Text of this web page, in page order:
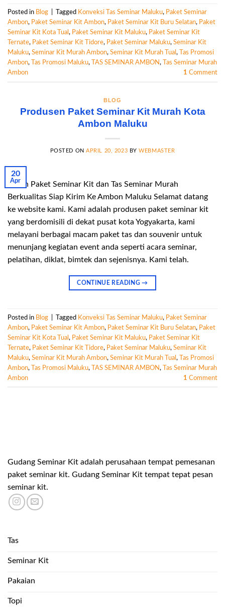
Posted in Blog Tagged Konveksi Tas Seminar Maluku, Paket Seminar
Ambon, Paket Seminar Kit Ambon, Paket Seminar Kit Buru Selatan, Paket
Seminar Kit Kota Tual , Paket Seminar Kit Maluku, Paket Seminar Kit
Ternate, Paket Seminar Kit Tidore, Paket Seminar Maluku, Seminar Kit
Maluku, Seminar Kit Murah Ambon, Seminar Kit Murah Tual ,
Tas Promosi
Ambon, Tas Promosi Maluku, TAS SEMINAR AMBON,
Tas Seminar Murah
Ambon
1 Comment
BLOG
Produsen Paket Seminar Kit Murah Kota
Ambon Maluku
POSTED ONAPRIL 20, 2023 BYWEBMASTER
20
Apr
Pesan Paket Seminar Kit dan Tas Seminar Murah
Berkualitas Siap Kirim Ke Ambon Maluku Selamat datang
ke website kami. Kami adalah produsen paket seminar kit
yang berdomisili di dekat pusat kota Yogyakarta, kami
melayani berbagai macam paket tas dan souvenir untuk
menunjang kegiatan event anda seperti acara seminar,
pelatihan, diklat, bimtek dan sejenisnya. Kami telah.
CONTINUE READING→
Posted in Blog Tagged Konveksi Tas Seminar Maluku, Paket Seminar
Ambon, Paket Seminar Kit Ambon, Paket Seminar Kit Buru Selatan, Paket
Seminar Kit Kota Tual , Paket Seminar Kit Maluku, Paket Seminar Kit
Ternate, Paket Seminar Kit Tidore, Paket Seminar Maluku, Seminar Kit
Maluku, Seminar Kit Murah Ambon, Seminar Kit Murah Tual ,
Tas Promosi
Ambon, Tas Promosi Maluku, TAS SEMINAR AMBON,
Tas Seminar Murah
Ambon
1 Comment
Gudang Seminar Kit adalah perusahaan tempat pemesanan
paket seminar kit. Gudang Seminar Kit tempat tepat pesan
seminar kit.
Tas
Seminar Kit
Pakaian
Topi